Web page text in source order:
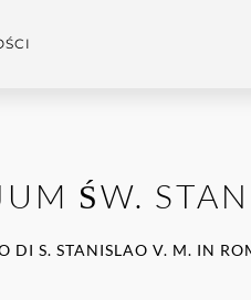
ŚW.
DI S. STANISLAO V. M. IN